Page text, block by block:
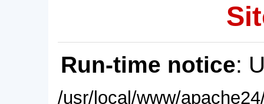
Run-time notice:
/usr/local/www/